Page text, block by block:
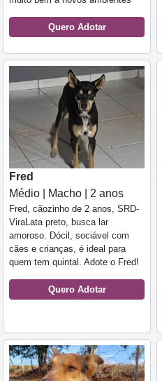
Quero Adotar
Fred
Médio | Macho | 2 anos
Fred, cãozinho de 2 anos, SRD-
ViraLata preto, busca lar
amoroso. Dócil, sociável com
cães e crianças, é ideal para
quem tem quintal. Adote o Fred!
Quero Adotar